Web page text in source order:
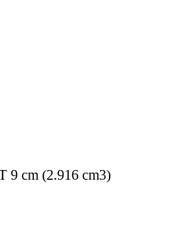
9 cm (2.916 cm3)